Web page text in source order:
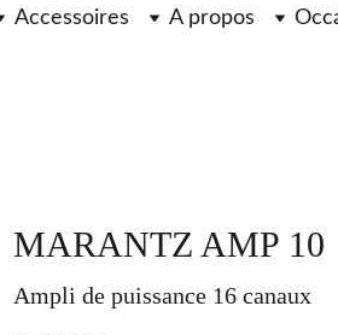
Accessoires A propos
MARANTZ AMP 10
Ampli de puissance 16 canaux